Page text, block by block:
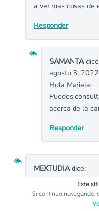
a ver mas cosas de
Responder
SAMANTA
agosto 8,
Hola Mariela:
Puedes
acerca de la
Responder
MEXTUDIAdice:
octubre 5, 2021 at
Aquí puedes ver los
,
Este
Si continua navegando,